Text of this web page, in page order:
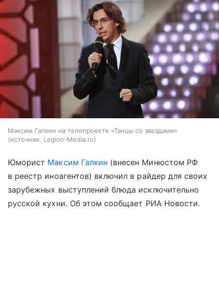
Максим Галкин на телепроекте «Танцы со звездами»
источник: Legion-Media.ru
Юморист Максим Галкин (внесен Минюстом РФ
в реестр иноагентов) включил в райдер для своих
зарубежных выступлений блюда исключительно
русской кухни. Об этом сообщает РИА Новости.